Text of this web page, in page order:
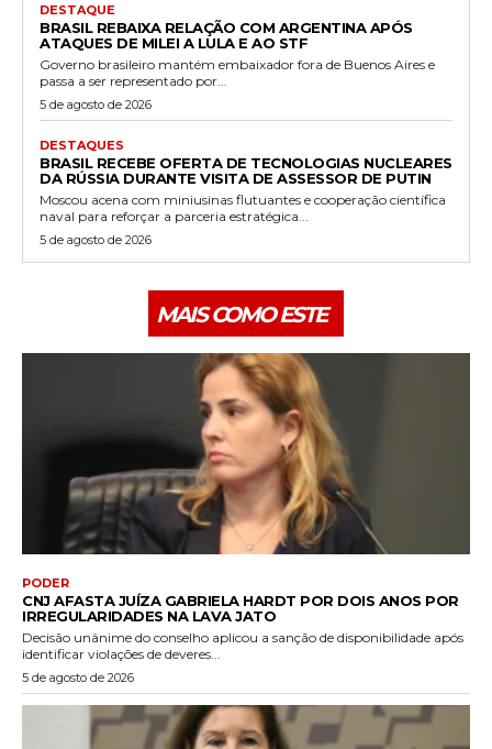
DESTAQUE
BRASIL REBAIXA RELAÇÃO COM ARGENTINA APÓS
ATAQUES DE MILEI A LULA E AO STF
Governo brasileiro mantém embaixador fora de Buenos Aires e
passa a ser representado por...
5 de agosto de 2026
DESTAQUES
BRASIL RECEBE OFERTA DE TECNOLOGIAS NUCLEARES
DA RÚSSIA DURANTE VISITA DE ASSESSOR DE PUTIN
Moscou acena com miniusinas flutuantes e cooperação científica
naval para reforçar a parceria estratégica...
5 de agosto de 2026
MAIS COMO ESTE
PODER
CNJ AFASTA JUÍZA GABRIELA HARDT POR DOIS ANOS POR
IRREGULARIDADES NA LAVA JATO
Decisão unânime do conselho aplicou a sanção de disponibilidade após
identificar violações de deveres...
5 de agosto de 2026